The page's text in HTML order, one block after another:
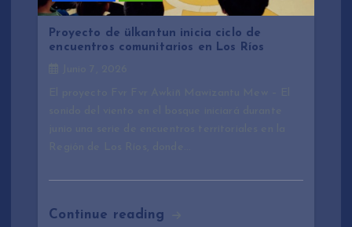
Proyecto de ülkantun inicia ciclo de
encuentros comunitarios en Los Ríos
Continue reading